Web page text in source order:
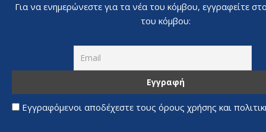
Για να ενημερώνεστε για τα νέα του κόμβου, εγγραφείτε
του κόμβου:
Εγγραφόμενοι αποδέχεστε τους όρους χρήσης και